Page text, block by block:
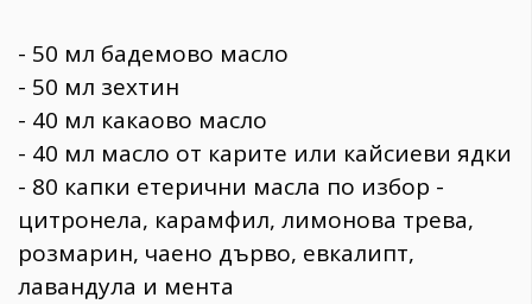
- 50 мл бадемово масло
- 50 мл зехтин
- 40 мл какаово масло
- 40 мл масло от карите или кайсиеви ядки
- 80 капки етерични масла по избор -
цитронела, карамфил, лимонова трева,
розмарин, чаено дърво, евкалипт,
лавандула и мента